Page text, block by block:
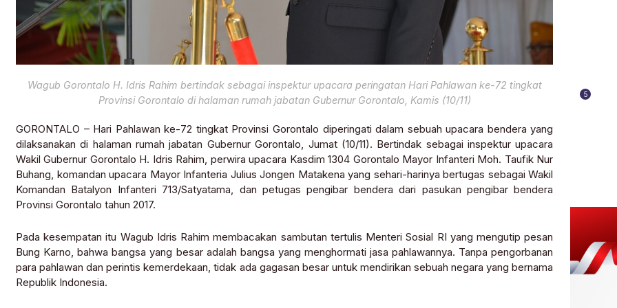
Wagub Gorontalo H. Idris Rahim bertindak sebagai inspektur upacara peringatan Hari Pahlawan ke-72 tingkat
Provinsi Gorontalo di halaman rumah jabatan Gubernur Gorontalo, Kamis (10/11)
GORONTALO – Hari Pahlawan ke-72 tingkat Provinsi Gorontalo diperingati dalam sebuah upacara bendera yang
dilaksanakan di halaman rumah jabatan Gubernur Gorontalo, Jumat (10/11). Bertindak sebagai inspektur upacara
Wakil Gubernur Gorontalo H. Idris Rahim, perwira upacara Kasdim 1304 Gorontalo Mayor Infanteri Moh. Taufik Nur
Buhang, komandan upacara Mayor Infanteria Julius Jongen Matakena yang sehari-harinya bertugas sebagai Wakil
Komandan Batalyon Infanteri 713/Satyatama, dan petugas pengibar bendera dari pasukan pengibar bendera
Provinsi Gorontalo tahun 2017.
Pada kesempatan itu Wagub Idris Rahim membacakan sambutan tertulis Menteri Sosial RI yang mengutip pesan
Bung Karno, bahwa bangsa yang besar adalah bangsa yang menghormati jasa pahlawannya. Tanpa pengorbanan
para pahlawan dan perintis kemerdekaan, tidak ada gagasan besar untuk mendirikan sebuah negara yang bernama
Republik Indonesia.
5